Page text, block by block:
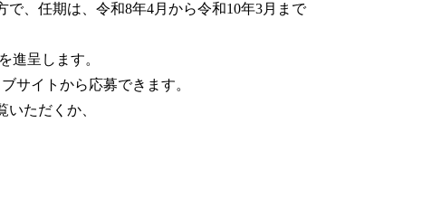
、任期は、令和8年4月から令和10年3月まで
進呈します。
サイトから応募できます。
ただくか、